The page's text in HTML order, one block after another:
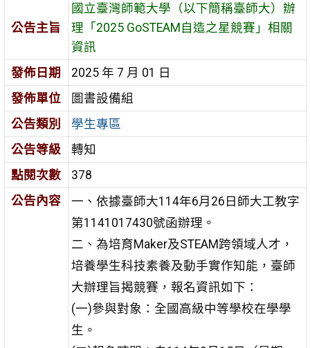
公告主旨
國立臺灣師範大學（以下簡稱臺師大）辦
理「2025 GoSTEAM自造之星競賽」相關
資訊
發佈日期
2025 年 7 月 01 日
發佈單位
圖書設備組
公告類別
學生專區
公告等級
轉知
點閱次數
378
公告內容
一、依據臺師大114年6月26日師大工教字
第1141017430號函辦理。
二、為培育Maker及STEAM跨領域人才，
培養學生科技素養及動手實作知能，臺師
大辦理旨揭競賽，報名資訊如下：
(一)參與對象：全國高級中等學校在學學
生。